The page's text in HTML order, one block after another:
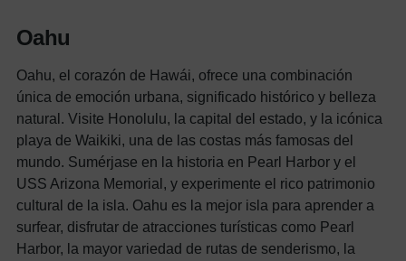
Oahu
Oahu, el corazón de Hawái, ofrece una combinación
única de emoción urbana, significado histórico y belleza
natural. Visite Honolulu, la capital del estado, y la icónica
playa de Waikiki, una de las costas más famosas del
mundo. Sumérjase en la historia en Pearl Harbor y el
USS Arizona Memorial, y experimente el rico patrimonio
cultural de la isla. Oahu es la mejor isla para aprender a
surfear, disfrutar de atracciones turísticas como Pearl
Harbor, la mayor variedad de rutas de senderismo, la